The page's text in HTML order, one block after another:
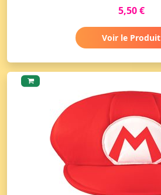
5,50 €
Voir le Produit